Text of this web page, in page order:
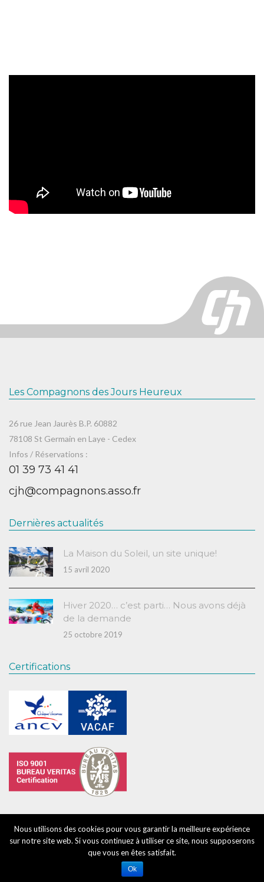
Les Compagnons des Jours Heureux
26 rue Jean Jaurès B.P. 60882
78108 St Germain en Laye - Cedex
Infos / Réservations :
01 39 73 41 41
cjh@compagnons.asso.fr
Dernières actualités
La Maison du Soleil, un site unique!
15 avril 2020
Hiver 2020… c’est parti… Nous avons déjà
de la demande
25 octobre 2019
Certifications
© 2019 CJH -
Nous utilisons des cookies pour vous garantir la meilleure expérience
sur notre site web. Si vous continuez à utiliser ce site, nous supposerons
que vous en êtes satisfait.
Ok